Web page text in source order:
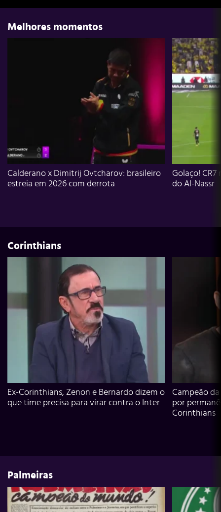
Melhores momentos
Calderano x Dimitrij Ovtcharov: brasileiro
estreia em 2026 com derrota
Golaço!
do Al-Nassr
Corinthians
Ex-Corinthians, Zenon e Bernardo dizem o
que time precisa para virar contra o Inter
Campeão
por
Corinthians
Palmeiras